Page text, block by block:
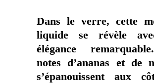
Dans le verre, cette
liquide se révèle
élégance
notes d’ananas et de
s’épanouissent aux